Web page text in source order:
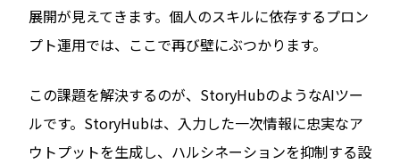
展開が見えてきます。個人のスキルに依存するプロン
プト運用では、ここで再び壁にぶつかります。
この課題を解決するのが、StoryHubのようなAIツー
ルです。StoryHubは、入力した一次情報に忠実なア
ウトプットを生成し、ハルシネーションを抑制する設